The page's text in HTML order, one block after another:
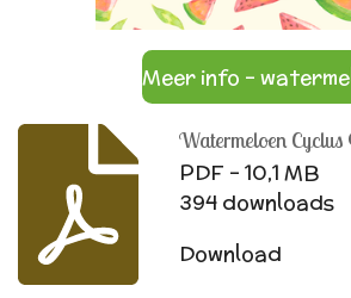
Meer info -
Watermeloen Cyclus
PDF – 10,1 MB
394 downloads
Download